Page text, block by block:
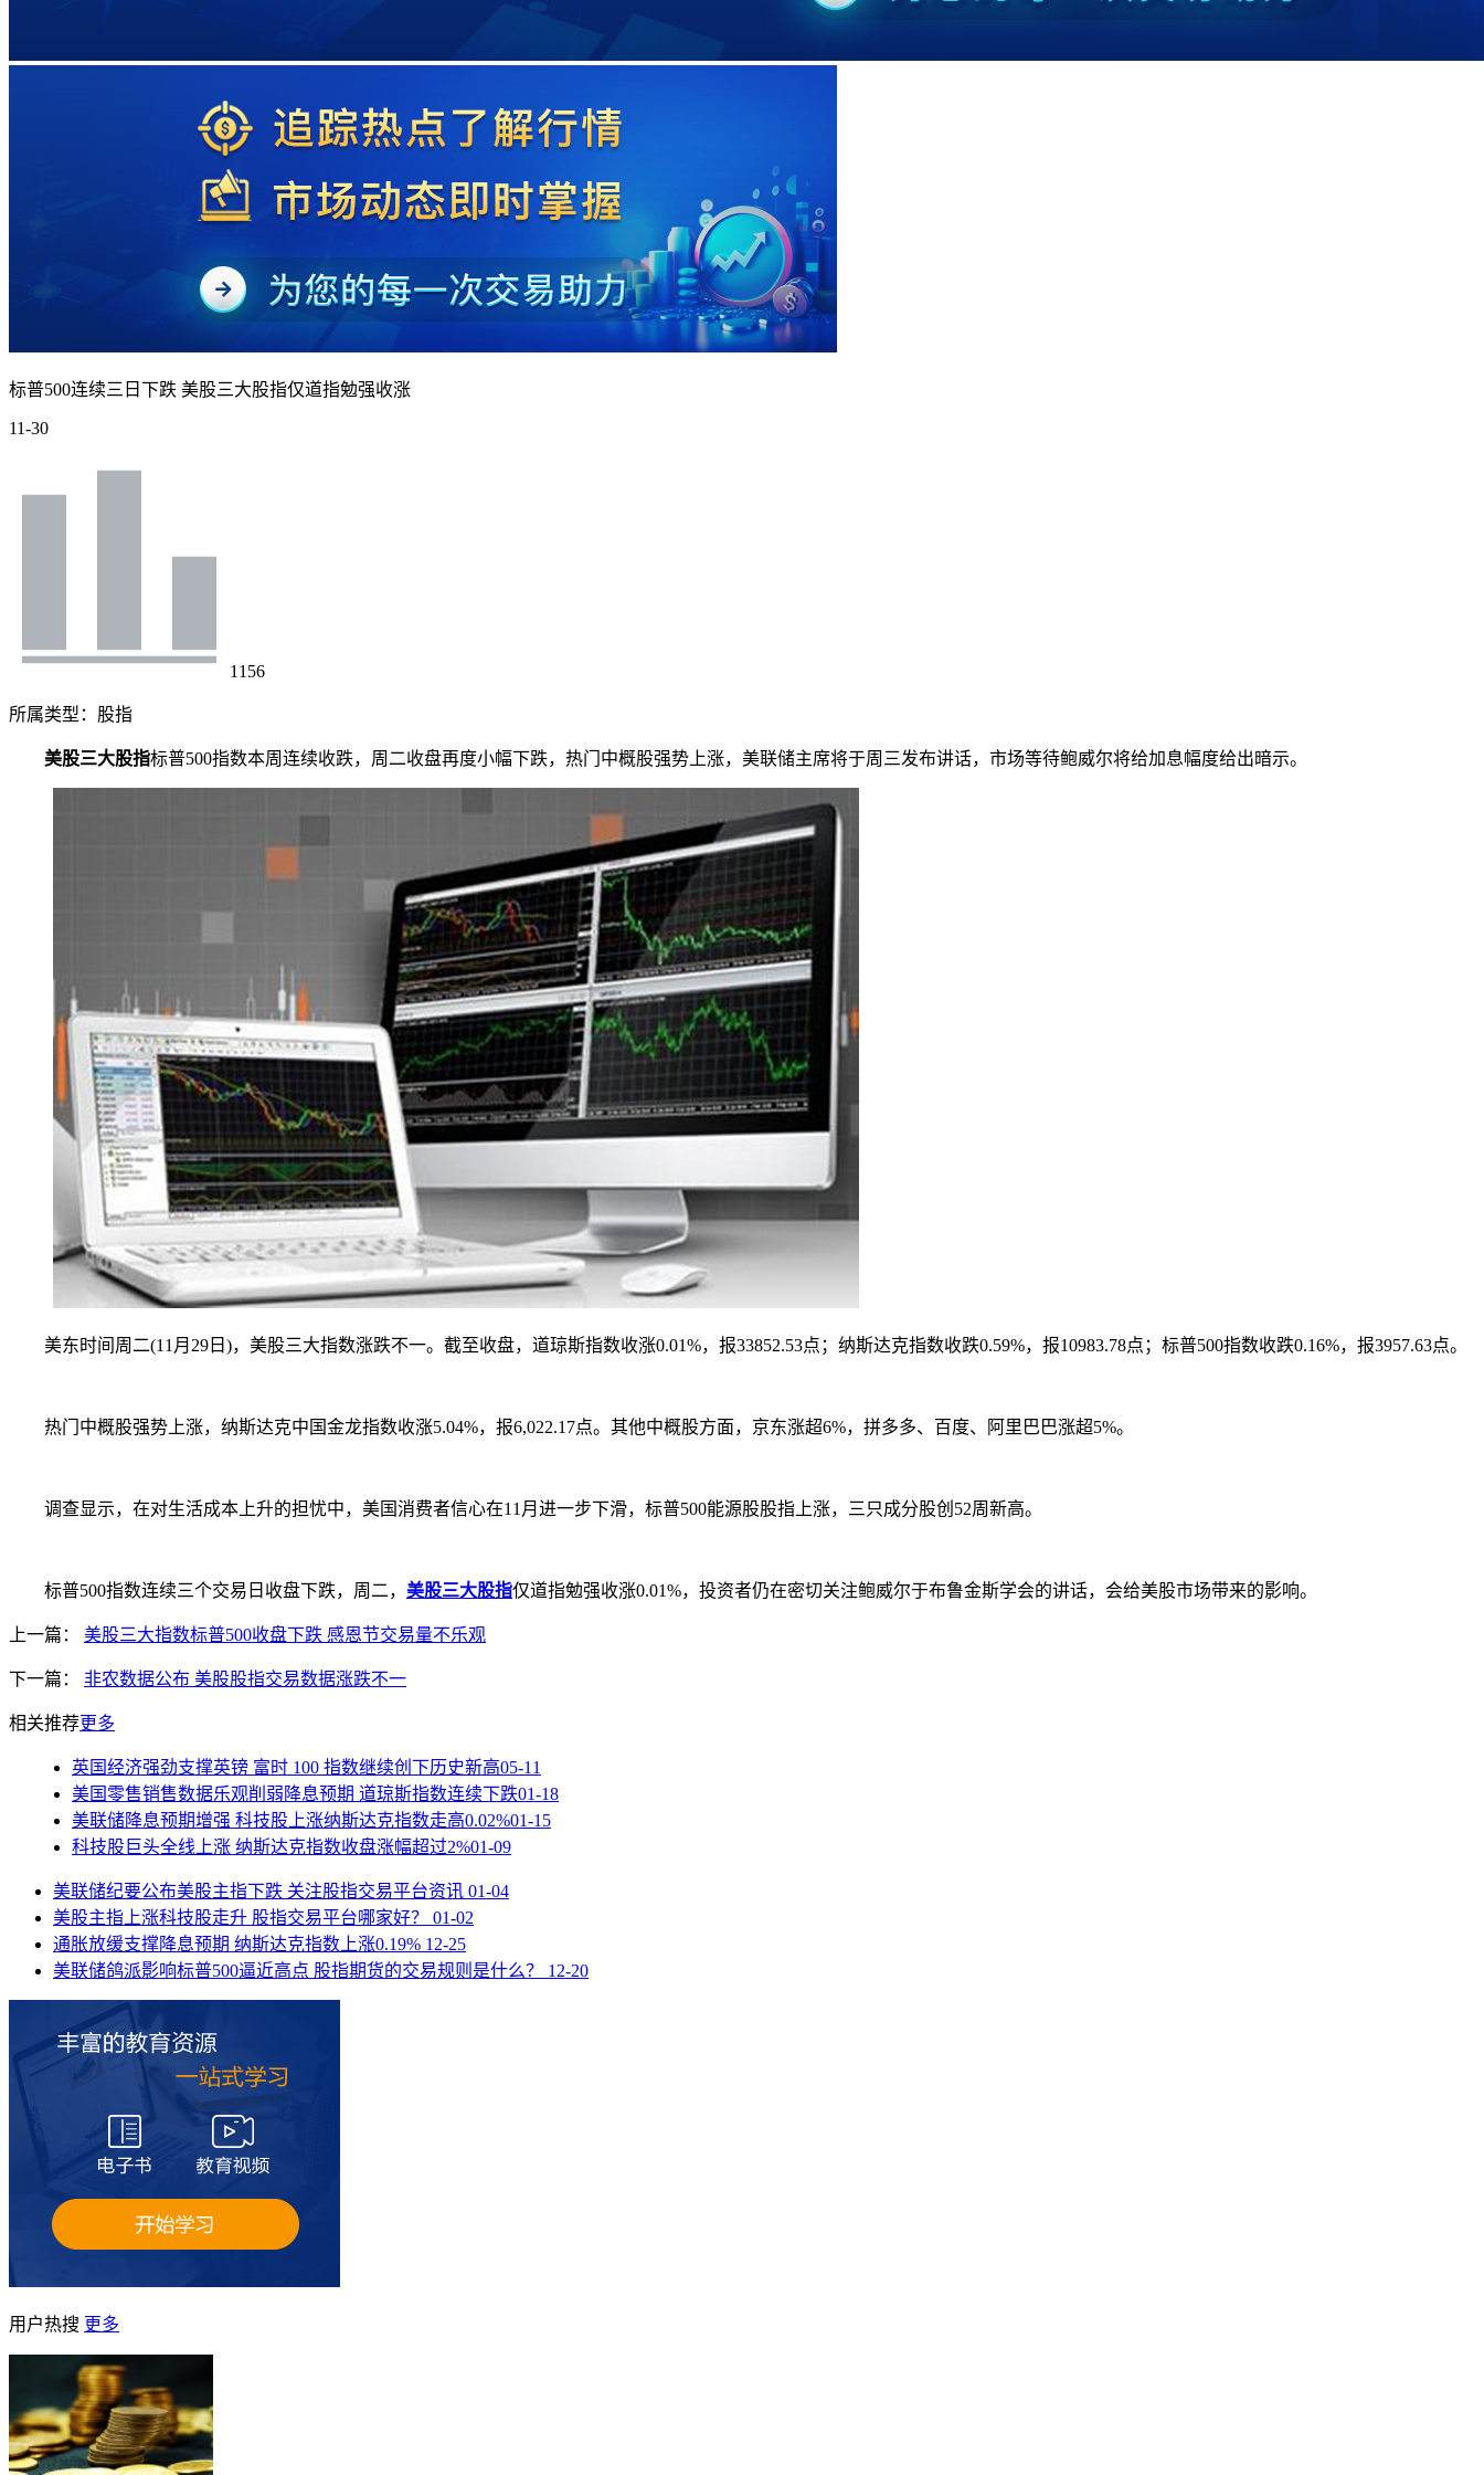
标普500连续三日下跌 美股三大股指仅道指勉强收涨
11-30
1156
所属类型： 股指
美股三大股指标普500指数本周连续收跌，周二收盘再度小幅下跌，热门中概股强势上涨，美联储主席将于周三发布讲话，市场等待鲍威尔将给加息幅度给出暗示。
美东时间周二(11月29日)，美股三大指数涨跌不一。截至收盘，道琼斯指数收涨0.01%，报33852.53点；纳斯达克指数收跌0.59%，报10983.78点；标普500指数收跌0.16%，报3957.63点。
热门中概股强势上涨，纳斯达克中国金龙指数收涨5.04%，报6,022.17点。其他中概股方面，京东涨超6%，拼多多、百度、阿里巴巴涨超5%。
调查显示，在对生活成本上升的担忧中，美国消费者信心在11月进一步下滑，标普500能源股股指上涨，三只成分股创52周新高。
标普500指数连续三个交易日收盘下跌，周二， 美股三大股指仅道指勉强收涨0.01%，投资者仍在密切关注鲍威尔于布鲁金斯学会的讲话，会给美股市场带来的影响。
上一篇： 美股三大指数标普500收盘下跌 感恩节交易量不乐观
下一篇： 非农数据公布 美股股指交易数据涨跌不一
相关推荐更多
英国经济强劲支撑英镑 富时 100 指数继续创下历史新高05-11
美国零售销售数据乐观削弱降息预期 道琼斯指数连续下跌01-18
美联储降息预期增强 科技股上涨纳斯达克指数走高0.02%01-15
科技股巨头全线上涨 纳斯达克指数收盘涨幅超过2%01-09
美联储纪要公布美股主指下跌 关注股指交易平台资讯 01-04
美股主指上涨科技股走升 股指交易平台哪家好？
01-02
通胀放缓支撑降息预期 纳斯达克指数上涨0.19% 12-25
美联储鸽派影响标普500逼近高点 股指期货的交易规则是什么？
12-20
用户热搜 更多